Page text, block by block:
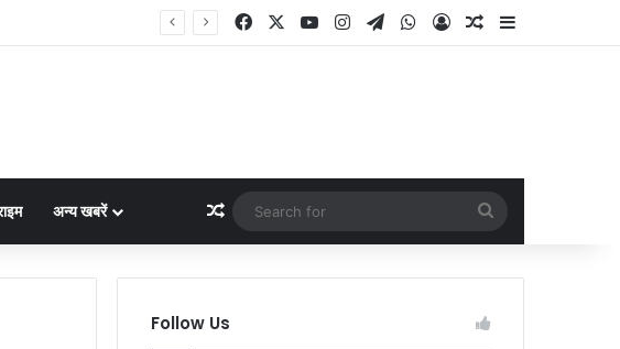
Facebook YouTubeInstagramTelegramWhatsApp
Log InRandom Article
अन्य खबरें Random Article
for
Follow Us